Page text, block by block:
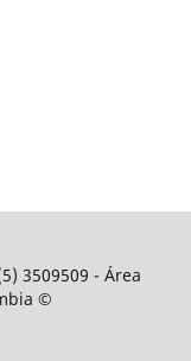
3509509 - Área
©